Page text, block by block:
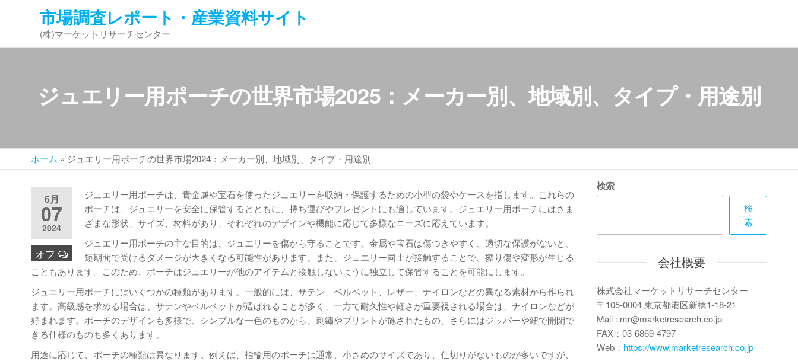
ン
市場調査レポート・産業資料サイト
(株)マーケットリサーチセンター
ジュエリー用ポーチの世界市場2025：メーカー別、地域別、タイプ・用途別
ホーム » ジュエリー用ポーチの世界市場2024：メーカー別、地域別、タイプ・用途別
6月
07
2024
オフ
ジュエリー用ポーチは、貴金属や宝石を使ったジュエリーを収納・保護するための小型の袋やケースを指します。これらの
ポーチは、ジュエリーを安全に保管するとともに、持ち運びやプレゼントにも適しています。ジュエリー用ポーチにはさま
ざまな形状、サイズ、材料があり、それぞれのデザインや機能に応じて多様なニーズに応えています。
ジュエリー用ポーチの主な目的は、ジュエリーを傷から守ることです。金属や宝石は傷つきやすく、適切な保護がないと、
短期間で受けるダメージが大きくなる可能性があります。また、ジュエリー同士が接触することで、擦り傷や変形が生じる
こともあります。このため、ポーチはジュエリーが他のアイテムと接触しないように独立して保管することを可能にします。
ジュエリー用ポーチにはいくつかの種類があります。一般的には、サテン、ベルベット、レザー、ナイロンなどの異なる素材から作られ
ます。高級感を求める場合は、サテンやベルベットが選ばれることが多く、一方で耐久性や軽さが重要視される場合は、ナイロンなどが
好まれます。ポーチのデザインも多様で、シンプルな一色のものから、刺繍やプリントが施されたもの、さらにはジッパーや紐で開閉で
きる仕様のものも多くあります。
用途に応じて、ポーチの種類は異なります。例えば、指輪用のポーチは通常、小さめのサイズであり、仕切りがないものが多いですが、
検索
検
索
会社概要
株式会社マーケットリサーチセンター
〒105-0004 東京都港区新橋1-18-21
Mail : mr@marketresearch.co.jp
FAX：03-6869-4797
Web： https://www.marketresearch.co.jp